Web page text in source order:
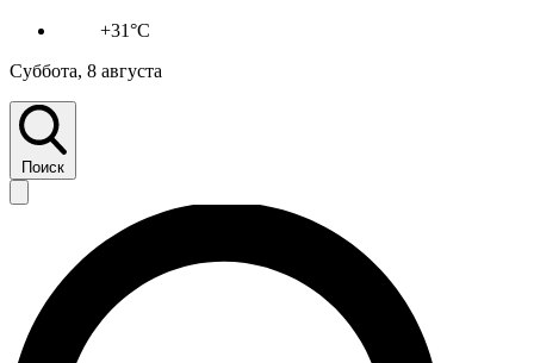
+31°C
Суббота, 8 августа
Поиск